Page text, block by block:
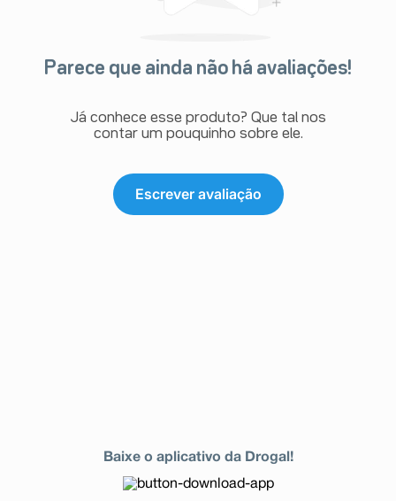
Parece que ainda não há avaliações!
Já conhece esse produto? Que tal nos
contar um pouquinho sobre ele.
Escrever avaliação
Baixe o aplicativo da Drogal!